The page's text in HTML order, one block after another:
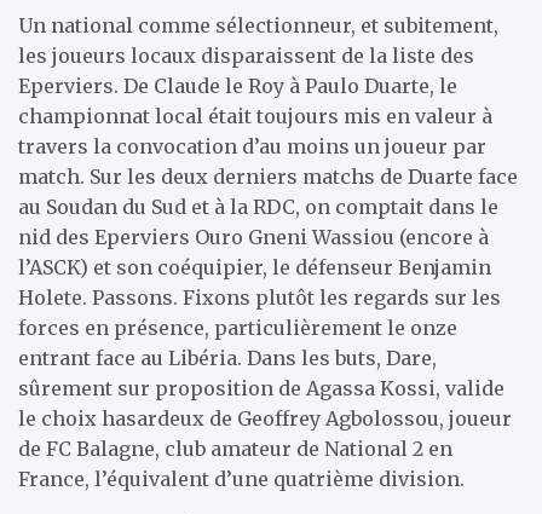
Un national comme sélectionneur, et subitement,
les joueurs locaux disparaissent de la liste des
Eperviers. De Claude le Roy à Paulo Duarte, le
championnat local était toujours mis en valeur à
travers la convocation d’au moins un joueur par
match. Sur les deux derniers matchs de Duarte face
au Soudan du Sud et à la RDC, on comptait dans le
nid des Eperviers Ouro Gneni Wassiou (encore à
l’ASCK) et son coéquipier, le défenseur Benjamin
Holete. Passons. Fixons plutôt les regards sur les
forces en présence, particulièrement le onze
entrant face au Libéria. Dans les buts, Dare,
sûrement sur proposition de Agassa Kossi, valide
le choix hasardeux de Geoffrey Agbolossou, joueur
de FC Balagne, club amateur de National 2 en
France, l’équivalent d’une quatrième division.